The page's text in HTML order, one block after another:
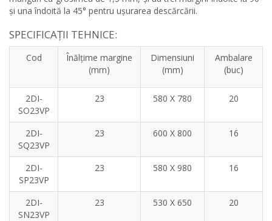
și una îndoită la 45° pentru ușurarea descărcării.
SPECIFICAȚII TEHNICE:
Cod
Înălțime margine
(mm)
Dimensiuni
(mm)
Ambalare
(buc)
2DI-
SO23VP
23 580 X 780 20
2DI-
SQ23VP
23 600 X 800 16
2DI-
SP23VP
23 580 X 980 16
2DI-
SN23VP
23 530 X 650 20